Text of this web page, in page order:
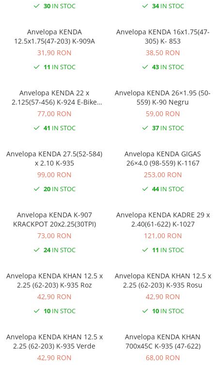
30IN STOC 34IN STOC
Anvelopa KENDA
12.5x1.75(47-203) K-909A
31,90 RON
11 IN STOC
Anvelopa KENDA 16x1.75(47-
305) K- 853
38,50 RON
43IN STOC
Anvelopa KENDA 22 x
2.125(57-456) K-924 E-Bike
Negru
77,00 RON
41 IN STOC
Anvelopa KENDA 26×1.95 (50-
559) K-90 Negru
59,00 RON
37IN STOC
Anvelopa KENDA 27.5(52-584)
x 2.10 K-935
99,00 RON
20IN STOC
Anvelopa KENDA GIGAS
26×4.0 (98-559) K-1167
253,00 RON
44IN STOC
Anvelopa KENDA K-907
KRACKPOT 20x2.25(30TPI)
73,00 RON
24IN STOC
Anvelopa KENDA KADRE 29 x
2.40(61-622) K-1027
121,00 RON
11 IN STOC
Anvelopa KENDA KHAN 12.5 x
2.25 (62-203) K-935 Roz
42,90 RON
10IN STOC
Anvelopa KENDA KHAN 12.5 x
2.25 (62-203) K-935 Rosu
42,90 RON
10IN STOC
Anvelopa KENDA KHAN 12.5 x
2.25 (62-203) K-935 Verde
42,90 RON
Anvelopa KENDA KHAN
700x45C K-935 (47-622)
68,00 RON